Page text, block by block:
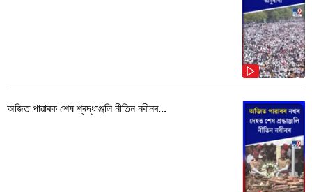
অজিত পাৱাৰক শেষ শ্ৰদ্ধাঞ্জলি নীতিন নবীনৰ...